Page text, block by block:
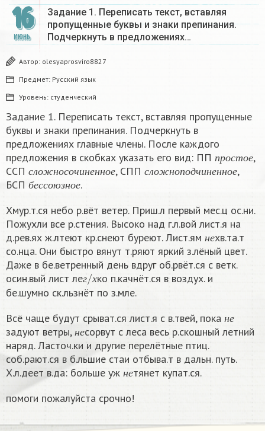
16
ИЮНЬ
Задание 1. Переписать текст, вставляя
пропущенные буквы и знаки препинания.
Подчеркнуть в предложениях…
Автор: olesyaprosviro8827
Предмет: Русский язык
Уровень: студенческий
Задание 1. Переписать текст, вставляя пропущенные
буквы и знаки препинания. Подчеркнуть в
предложениях главные члены. После каждого
предложения в скобках указать его вид: ПП
п р о с т о е
п
,
ССП
сл о ж н о с о ч и н е н н о е
сложнос оч иненное, СПП сл о ж н о п о д ч и н е н н о е
сл ожн опод чи н енное
,
БСП
б е с с о ю з н о е
бессоюзное
.
Хмур.т.ся небо р.вёт ветер. Приш.л первый мес.ц ос.ни.
Пожухли все р.стения. Высоко над г.л.вой лист.я на
д.рев.ях ж.лтеют кр.снеют буреют. Лист.ям
н е
нехв.та.т
со.нца. Они быстро вянут т.ряют яркий з.лёный цвет.
Даже в бе.ветренный день вдруг об.рвёт.ся с ветк.
осин.вый лист лег х
г/хко п.качнёт.ся в воздух. и
бе.шумно ск.льзнёт по з.мле.
Всё чаще будут срыват.ся лист.я с в.твей, пока
н е
задуют ветры, н е
н есорвут с леса весь р.скошный летний
наряд. Ласточ.ки и другие перелётные птиц.
соб.рают.ся в б.льшие стаи отбыва.т в дальн. путь.
Х.л.деет в.да: больше уж
н е
нетянет купат.ся.
помоги пожалуйста срочно!